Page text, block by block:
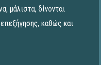
μάλιστα, δίνονται
καθώς και